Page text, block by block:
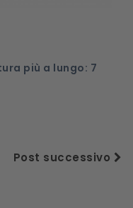
più a lungo: 7
Post successivo